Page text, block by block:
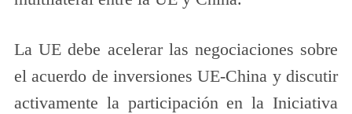
La UE debe acelerar las negociaciones sobre
el acuerdo de inversiones UE-China y discutir
activamente la participación en la Iniciativa